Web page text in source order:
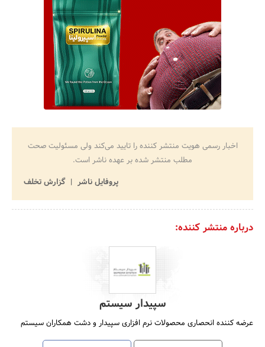
اخبار رسمی هویت منتشر کننده را تایید می‌کند ولی مسئولیت صحت
مطلب منتشر شده بر عهده ناشر است.
پروفایل ناشر
گزارش تخلف
درباره منتشر کننده:
سپیدار سیستم
عرضه کننده انحصاری محصولات نرم افزاری سپیدار و دشت همکاران سیستم